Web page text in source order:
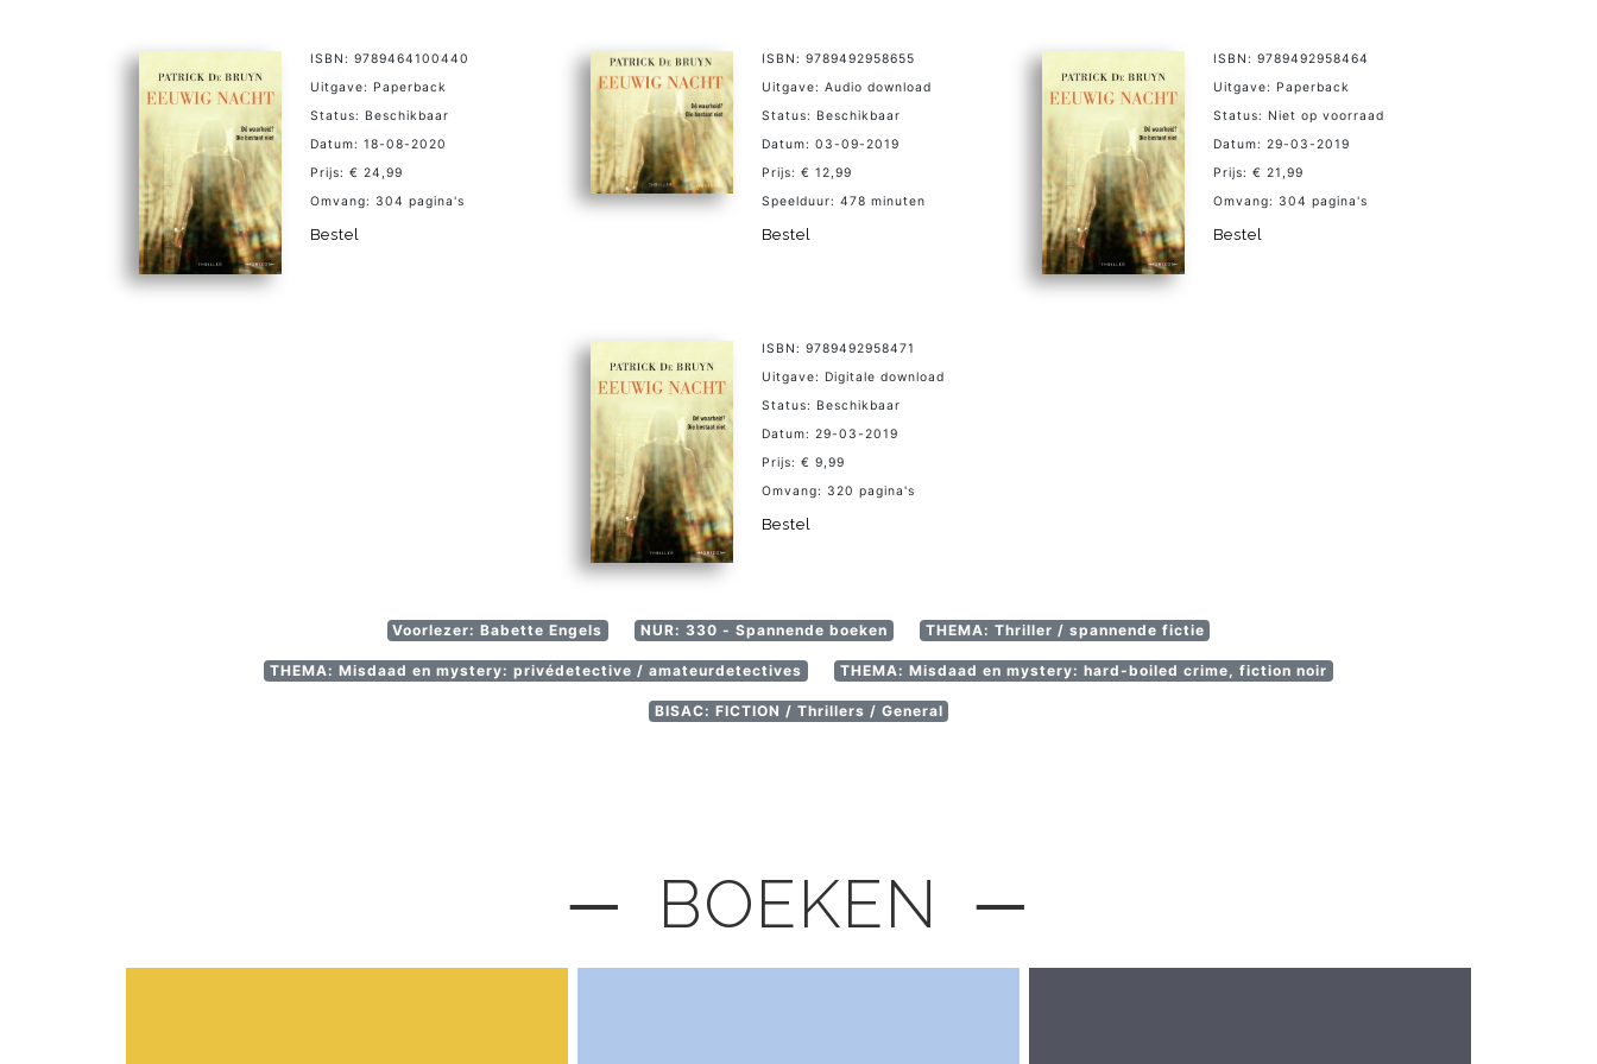
ISBN: 9789464100440
Uitgave: Paperback
Status: Beschikbaar
Datum: 18-08-2020
Prijs: € 24,99
Omvang: 304 pagina's
Bestel
ISBN: 9789492958655
Uitgave: Audio download
Status: Beschikbaar
Datum: 03-09-2019
Prijs: € 12,99
Speelduur: 478 minuten
Bestel
ISBN: 9789492958464
Uitgave: Paperback
Status: Niet op voorraad
Datum: 29-03-2019
Prijs: € 21,99
Omvang: 304 pagina's
Bestel
ISBN: 9789492958471
Uitgave: Digitale download
Status: Beschikbaar
Datum: 29-03-2019
Prijs: € 9,99
Omvang: 320 pagina's
Bestel
Voorlezer: Babette Engels NUR: 330 - Spannende boeken THEMA: Thriller / spannende fictie
THEMA: Misdaad en mystery: privédetective / amateurdetectives THEMA: Misdaad en mystery: hard-boiled crime, fiction noir
BISAC: FICTION / Thrillers / General
─ BOEKEN ─